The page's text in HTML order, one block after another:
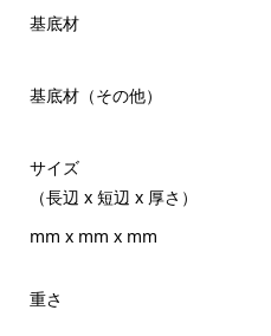
基底材
基底材（その他）
サイズ
（長辺 x 短辺 x 厚さ）
mm x mm x mm
重さ